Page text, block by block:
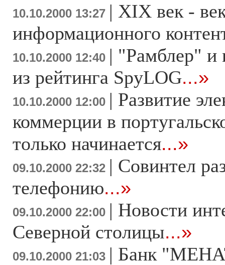
10.10.2000 13:27 | XIX век -
информационного
10.10.2000 12:40 | "Рамблер"
из рейтинга SpyLOG...»
10.10.2000 12:00 | Развитие
коммерции в
только начинается...»
09.10.2000 22:32 | Совинтел
телефонию...»
09.10.2000 22:00 | Новости
Северной столицы...»
09.10.2000 21:03 | Банк